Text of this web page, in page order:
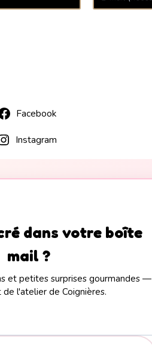
Facebook
Instagram
dans votre boîte
mail ?
et petites surprises gourmandes —
l'atelier de Coignières.